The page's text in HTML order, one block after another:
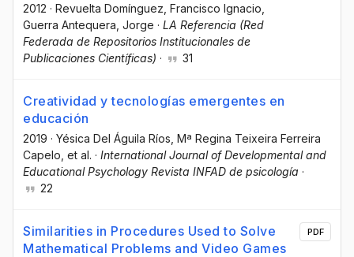
2012 · Revuelta Domínguez, Francisco Ignacio
Guerra Antequera, Jorge · LA Referencia (Red
Federada de Repositorios Institucionales de
Publicaciones Científicas) · 31
Creatividad y tecnologías emergentes en
educación
2019 · Yésica Del Águila Ríos , Mª Regina Teixeira Ferreira
Capelo , et al. · International Journal of Developmental and
Educational Psychology Revista INFAD de psicología ·
22
Similarities in Procedures Used to Solve
Mathematical Problems and Video Games
PDF